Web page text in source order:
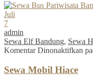
Juli
7
admin
Sewa Elf Bandung, Sewa
Komentar Dinonaktifkan
Sewa Mobil Hiace